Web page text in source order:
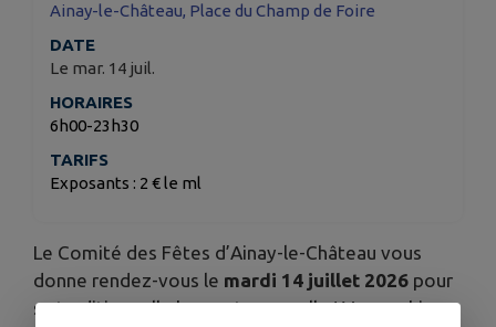
Ainay-le-Château, Place du Champ de Foire
DATE
Le mar. 14 juil.
HORAIRES
6h00-23h30
TARIFS
Exposants : 2 € le ml
Le Comité des Fêtes d’Ainay-le-Château vous
donne rendez-vous le mardi 14 juillet 2026 pour
sa traditionnelle brocante annuelle ! Venez chiner,